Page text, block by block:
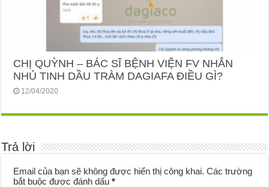
CHỊ QUỲNH – BÁC SĨ BỆNH VIỆN FV NHẮN
NHỦ TINH DẦU TRÀM DAGIAFA ĐIỀU GÌ?
12/04/2020
Trả lời
Email của bạn sẽ không được hiển thị công khai. Các trường
bắt buộc được đánh dấu*